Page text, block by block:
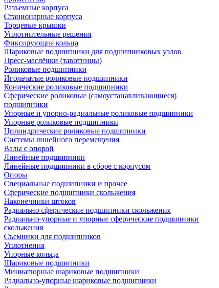
Разъемные корпуса
Стационарные корпуса
Торцевые крышки
Уплотнительные решения
Фиксирующие кольца
Шариковые подшипники для подшипниковых узлов
Пресс-маслёнки (тавотницы)
Роликовые подшипники
Игольчатые роликовые подшипники
Конические роликовые подшипники
Сферические роликовые (самоустанавливающиеся)
подшипники
Упорные и упорно-радиальные роликовые подшипники
Упорные роликовые подшипники
Цилиндрические роликовые подшипники
Системы линейного перемещения
Валы с опорой
Линейные подшипники
Линейные подшипники в сборе с корпусом
Опоры
Специальные подшипники и прочее
Сферические подшипники скольжения
Наконечники штоков
Радиально сферические подшипники скольжения
Радиально-упорные и упорные сферические подшипники
скольжения
Съемники для подшипников
Уплотнения
Упорные кольца
Шариковые подшипники
Миниатюрные шариковые подшипники
Радиально-упорные шариковые подшипники